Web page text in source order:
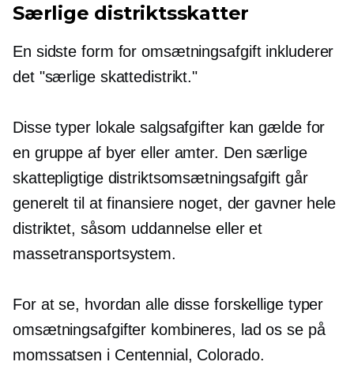
Særlige distriktsskatter
En sidste form for omsætningsafgift inkluderer
det "særlige skattedistrikt."
Disse typer lokale salgsafgifter kan gælde for
en gruppe af byer eller amter. Den særlige
skattepligtige distriktsomsætningsafgift går
generelt til at finansiere noget, der gavner hele
distriktet, såsom uddannelse eller et
massetransportsystem.
For at se, hvordan alle disse forskellige typer
omsætningsafgifter kombineres, lad os se på
momssatsen i Centennial, Colorado.